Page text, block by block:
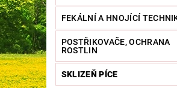
FEKÁLNÍ A HNOJÍCÍ
POSTŘIKOVAČE, OCHRANA
ROSTLIN
SKLIZEŇ PÍCE